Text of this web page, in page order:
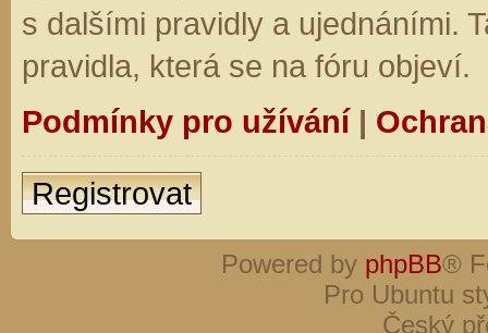
s dalšími pravidly a ujednáními.
pravidla, která se na fóru objeví.
Podmínky pro užívání|
Registrovat
Powered by phpBB®
Pro Ubuntu
Český